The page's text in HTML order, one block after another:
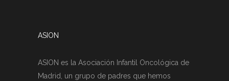
ASION
ASION es la Asociación Infantil Oncológica de
Madrid, un grupo de padres que hemos